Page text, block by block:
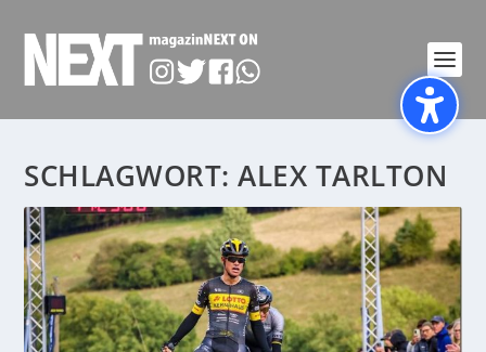
SCHLAGWORT:ALEX TARLTON